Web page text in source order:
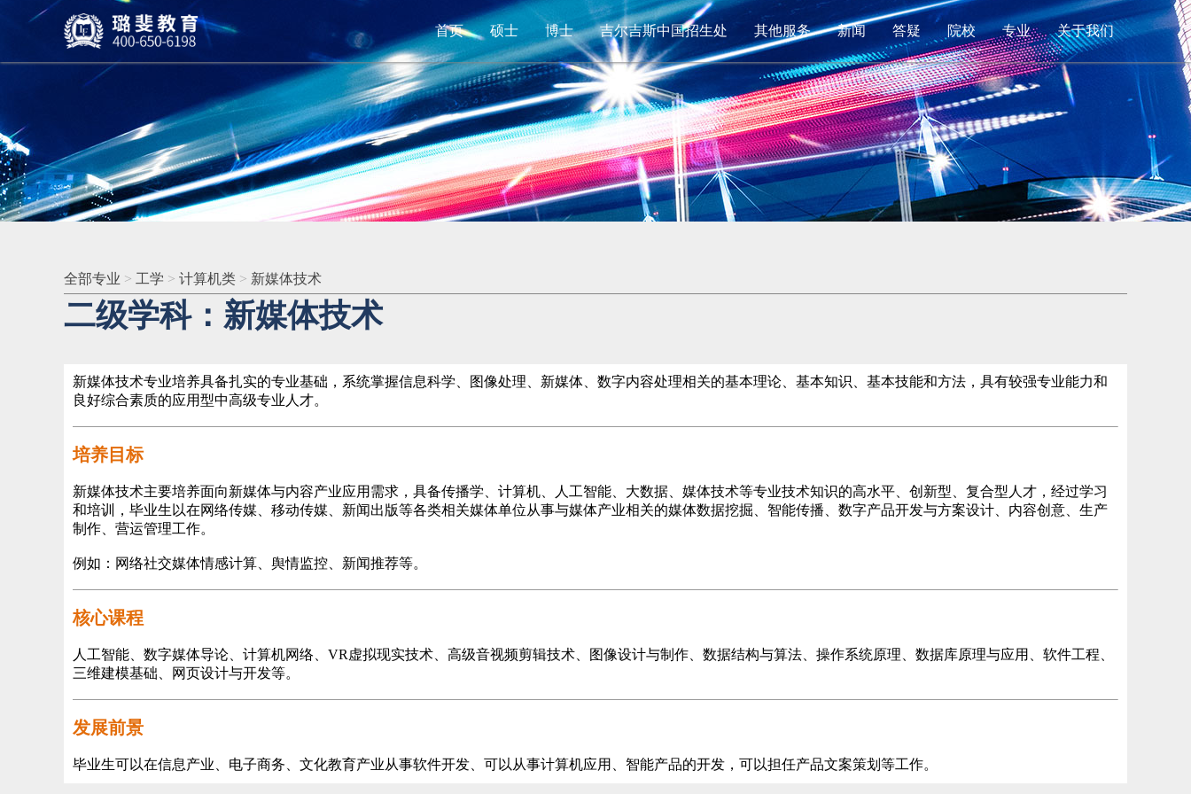
首页 硕士 博士 吉尔吉斯中国招生处 其他服务 新闻 答疑 院校 专业 关于我们
全部专业 > 工学 > 计算机类 > 新媒体技术
二级学科：新媒体技术
新媒体技术专业培养具备扎实的专业基础，系统掌握信息科学、图像处理、新媒体、数字内容处理相关的基本理论、基本知识、基本技能和方法，具有较强专业能力和
良好综合素质的应用型中高级专业人才。
培养目标
新媒体技术主要培养面向新媒体与内容产业应用需求，具备传播学、计算机、人工智能、大数据、媒体技术等专业技术知识的高水平、创新型、复合型人才，经过学习
和培训，毕业生以在网络传媒、移动传媒、新闻出版等各类相关媒体单位从事与媒体产业相关的媒体数据挖掘、智能传播、数字产品开发与方案设计、内容创意、生产
制作、营运管理工作。
例如：网络社交媒体情感计算、舆情监控、新闻推荐等。
核心课程
人工智能、数字媒体导论、计算机网络、VR虚拟现实技术、高级音视频剪辑技术、图像设计与制作、数据结构与算法、操作系统原理、数据库原理与应用、软件工程、
三维建模基础、网页设计与开发等。
发展前景
毕业生可以在信息产业、电子商务、文化教育产业从事软件开发、可以从事计算机应用、智能产品的开发，可以担任产品文案策划等工作。